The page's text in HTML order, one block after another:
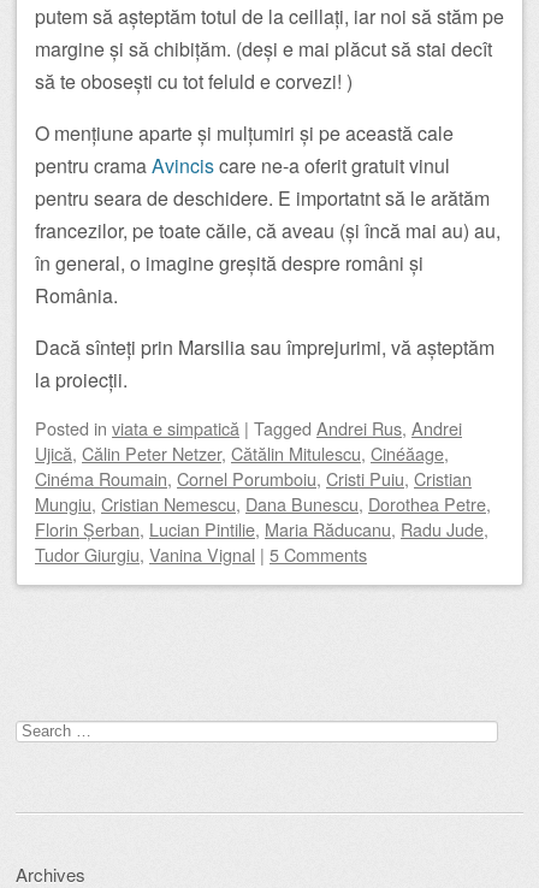
putem să așteptăm totul de la ceillați, iar noi să stăm pe
margine și să chibițăm. (deși e mai plăcut să stai decît
să te obosești cu tot feluld e corvezi! )
O mențiune aparte și mulțumiri și pe această cale
pentru cramaAvinciscare ne-a oferit gratuit vinul
pentru seara de deschidere. E importatnt să le arătăm
francezilor, pe toate căile, că aveau (și încă mai au) au,
în general, o imagine greșită despre români și
România.
Dacă sînteți prin Marsilia sau împrejurimi, vă așteptăm
la proiecții.
Posted in viata e simpatică | Tagged Andrei Rus, Andrei
Ujică, Călin Peter Netzer, Cătălin Mitulescu, Cinéăage,
Cinéma Roumain, Cornel Porumboiu, Cristi Puiu, Cristian
Mungiu, Cristian Nemescu, Dana Bunescu, Dorothea Petre,
Florin Șerban, Lucian Pintilie, Maria Răducanu, Radu Jude,
Tudor Giurgiu, Vanina Vignal | 5 Comments
Search
for:
Archives